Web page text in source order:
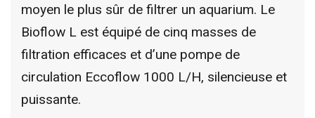
moyen le plus sûr de filtrer un aquarium. Le
Bioflow L est équipé de cinq masses de
filtration efficaces et d’une pompe de
circulation Eccoflow 1000 L/H, silencieuse et
puissante.